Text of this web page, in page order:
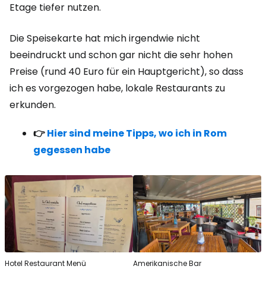
Etage tiefer nutzen.
Die Speisekarte hat mich irgendwie nicht
beeindruckt und schon gar nicht die sehr hohen
Preise (rund 40 Euro für ein Hauptgericht), so dass
ich es vorgezogen habe, lokale Restaurants zu
erkunden.
👉Hier sind meine Tipps, wo ich in Rom
gegessen habe
Hotel Restaurant Menü Amerikanische Bar